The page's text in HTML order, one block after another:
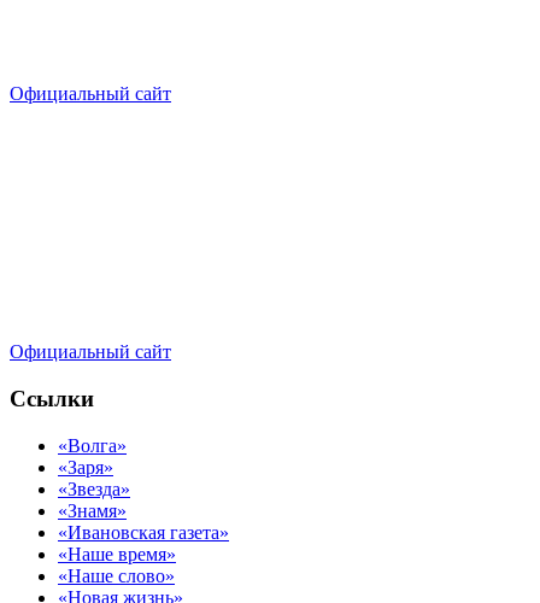
Официальный сайт
Официальный сайт
Ссылки
«Волга»
«Заря»
«Звезда»
«Знамя»
«Ивановская газета»
«Наше время»
«Наше слово»
«Новая жизнь»